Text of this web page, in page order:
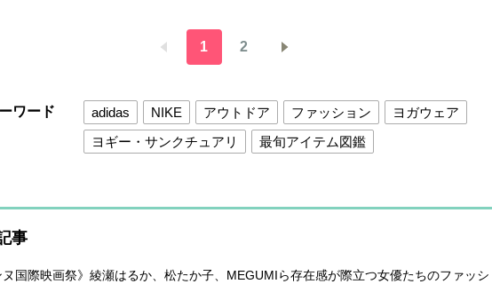
1 2
ワード adidas NIKE アウトドア ファッション
ヨガウェア
ヨギー・サンクチュアリ
最旬アイテム図鑑
事
ヌ国際映画祭》綾瀬はるか、松たか子、MEGUMIら存在感が際立つ女優たちのファッシ